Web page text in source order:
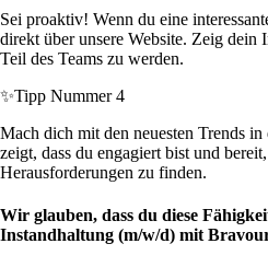
Sei proaktiv! Wenn du eine
direkt über unsere Website. Zeig dein
Teil des Teams zu werden.
✨Tipp Nummer 4
Mach dich mit den neuesten Trends
zeigt, dass du engagiert bist und
Herausforderungen zu finden.
Wir glauben, dass du diese
Instandhaltung (m/w/d) mit